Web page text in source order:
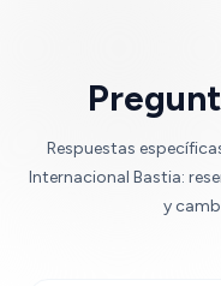
Respuestas
Internacional Bastia:
y